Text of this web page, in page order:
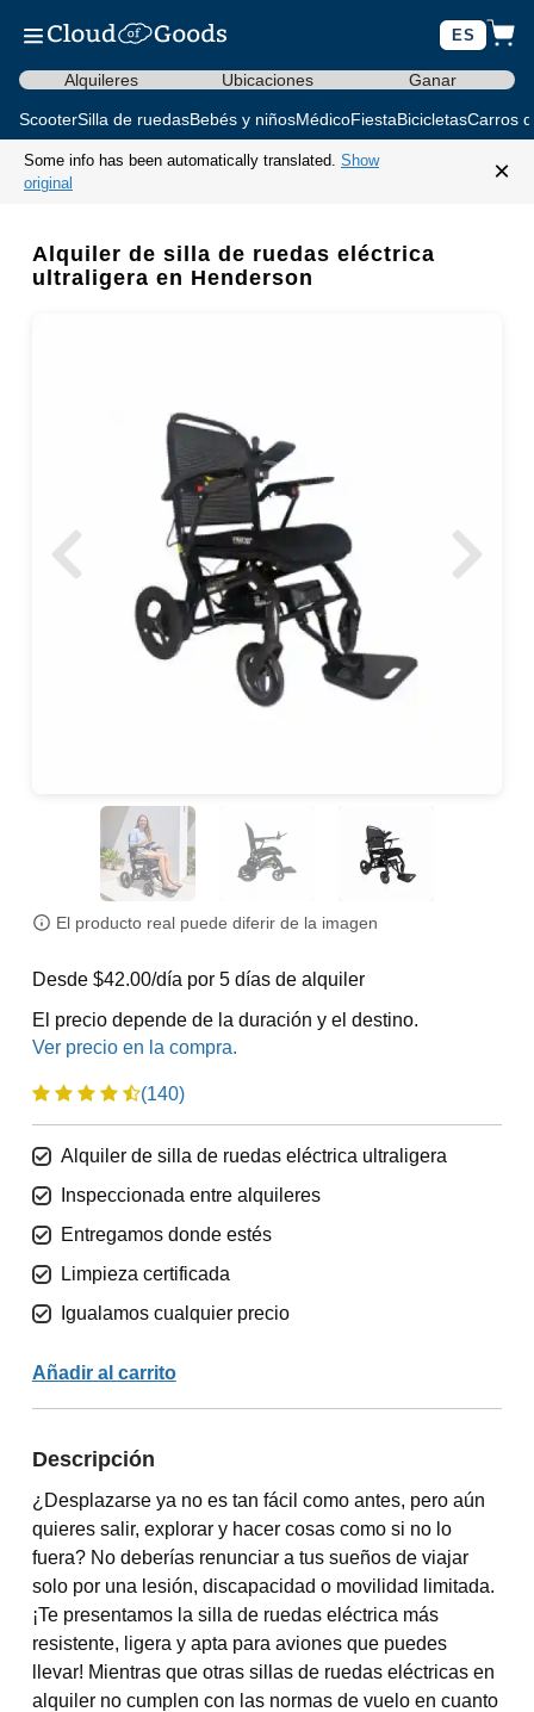
ES
Alquileres Ubicaciones Ganar
ScooterSilla de ruedasBebés y niñosMédicoFiestaBicicletasCarros
Some info has been automatically translated. Show
original
×
Alquiler de silla de ruedas eléctrica
ultraligera en Henderson
El producto real puede diferir de la imagen
Desde $42.00/día por 5 días de alquiler
El precio depende de la duración y el destino.
(140)
Alquiler de silla de ruedas eléctrica ultraligera
Inspeccionada entre alquileres
Entregamos donde estés
Limpieza certificada
Igualamos cualquier precio
Añadir al carrito
Descripción
¿Desplazarse ya no es tan fácil como antes, pero aún
quieres salir, explorar y hacer cosas como si no lo
fuera? No deberías renunciar a tus sueños de viajar
solo por una lesión, discapacidad o movilidad limitada.
¡Te presentamos la silla de ruedas eléctrica más
resistente, ligera y apta para aviones que puedes
llevar! Mientras que otras sillas de ruedas eléctricas en
alquiler no cumplen con las normas de vuelo en cuanto